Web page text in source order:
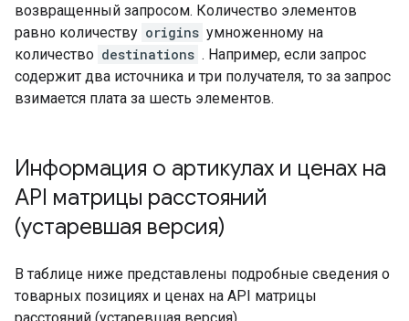
возвращенный запросом. Количество элементов
равно количеству origins умноженному на
количество destinations . Например, если запрос
содержит два источника и три получателя, то за запрос
взимается плата за шесть элементов.
Информация о артикулах и ценах на
API матрицы расстояний
(устаревшая версия)
В таблице ниже представлены подробные сведения о
товарных позициях и ценах на API матрицы